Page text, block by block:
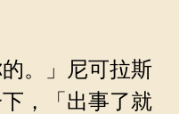
。」尼可拉斯
，「出事了就